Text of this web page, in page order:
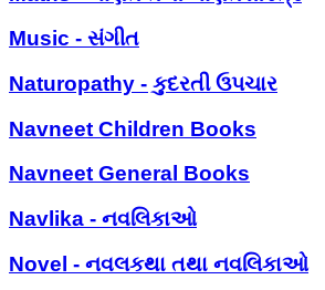
Music - સંગીત
Naturopathy - કુદરતી ઉપચાર
Navneet Children Books
Navneet General Books
Navlika - નવલિકાઓ
Novel - નવલકથા તથા નવલિકાઓ